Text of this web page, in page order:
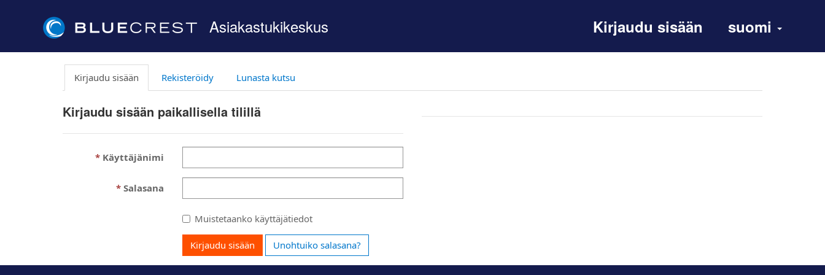
Asiakastukikeskus Kirjaudu sisään suomi
Kirjaudu sisään Rekisteröidy Lunasta kutsu
Kirjaudu sisään paikallisella tilillä
Käyttäjänimi
Salasana
Muistetaanko käyttäjätiedot
Kirjaudu sisään Unohtuiko salasana?